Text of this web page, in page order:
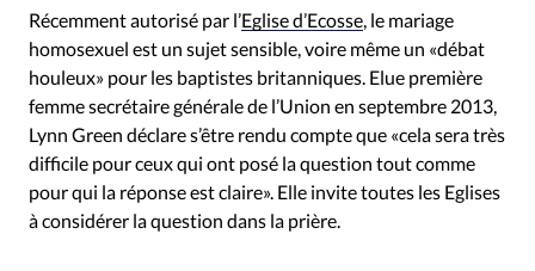
Récemment autorisé par l’Eglise d’Ecosse, le mariage
homosexuel est un sujet sensible, voire même un «débat
houleux» pour les baptistes britanniques. Elue première
femme secrétaire générale de l’Union en septembre 2013,
Lynn Green déclare s’être rendu compte que «cela sera très
difficile pour ceux qui ont posé la question tout comme
pour qui la réponse est claire». Elle invite toutes les Eglises
à considérer la question dans la prière.